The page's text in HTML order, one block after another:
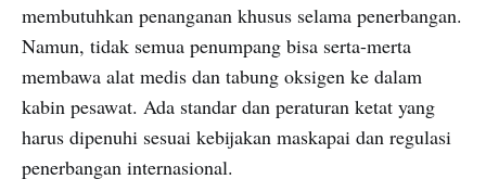
membutuhkan penanganan khusus selama penerbangan.
Namun, tidak semua penumpang bisa serta-merta
membawa alat medis dan tabung oksigen ke dalam
kabin pesawat. Ada standar dan peraturan ketat yang
harus dipenuhi sesuai kebijakan maskapai dan regulasi
penerbangan internasional.